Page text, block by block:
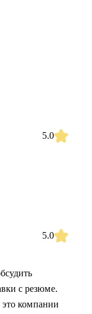
5.0
5.0
с резюме.
это компании